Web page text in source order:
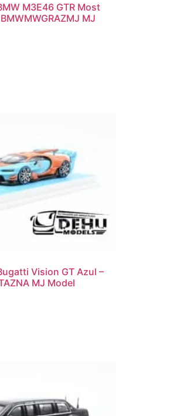
M3E46 GTR Most
MJ
Vision GT Azul –
MJ Model